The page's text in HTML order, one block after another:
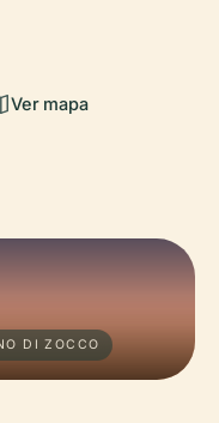
Ver mapa
DI ZOCCO